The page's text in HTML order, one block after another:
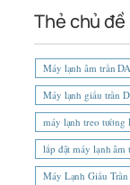
Thẻ chủ đề
Máy lạnh âm trần
Máy lạnh giấu trần
máy lạnh treo tường
lắp đặt máy lạnh âm
Máy Lạnh Giấu